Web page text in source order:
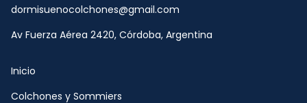
dormisuenocolchones@gmail.com
Av Fuerza Aérea 2420, Córdoba, Argentina
Inicio
Colchones y Sommiers